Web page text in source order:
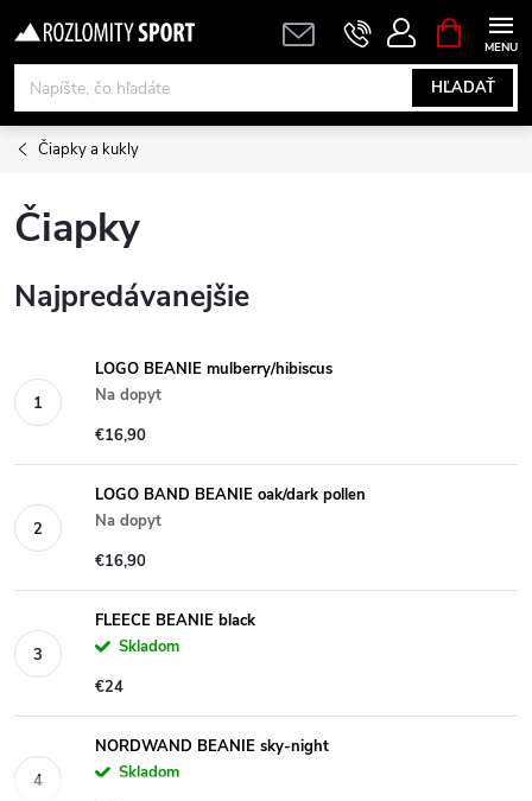
na
obsah
HĽADAŤ
KOŠÍK
Čiapky a kukly
Čiapky
Najpredávanejšie
LOGO BEANIE mulberry/hibiscus
Na dopyt
€16,90
LOGO BAND BEANIE oak/dark pollen
Na dopyt
€16,90
FLEECE BEANIE black
Skladom
€24
NORDWAND BEANIE sky-night
Skladom